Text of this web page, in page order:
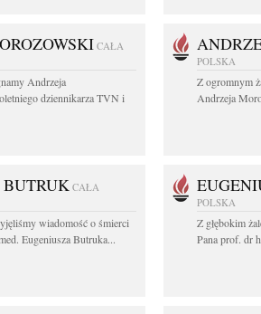
CAŁA
Andrzeja
dziennikarza TVN i
POLSKA
Z ogromnym
Andrzeja
CAŁA
wiadomość o śmierci
Eugeniusza Butruka...
POLSKA
Z głębokim
Pana prof. dr